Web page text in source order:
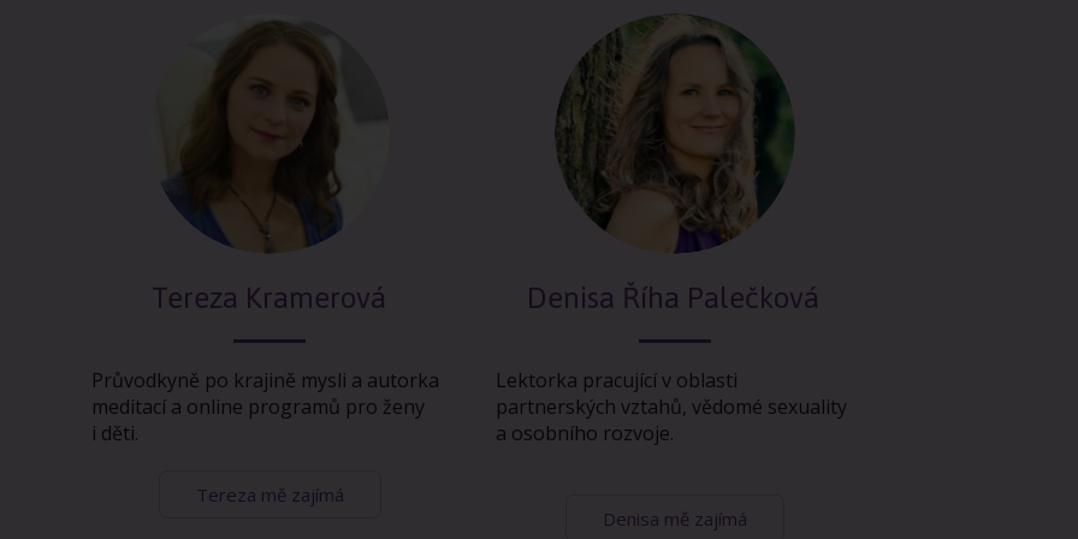
Tereza Kramerová
Průvodkyně po krajině mysli a autorka
meditací a online programů pro ženy
i děti.
Tereza mě zajímá
Denisa Říha Palečková
Lektorka pracující v oblasti
partnerských vztahů, vědomé sexuality
a osobního rozvoje.
Denisa mě zajímá